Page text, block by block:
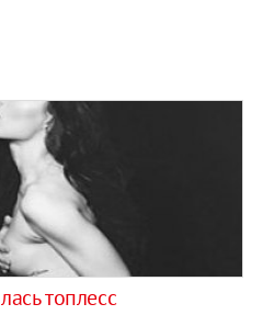
топлесс